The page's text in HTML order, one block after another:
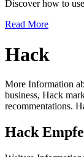
Discover how to
Read More
Hack
More Information
business, Hack
recommentations.
Hack